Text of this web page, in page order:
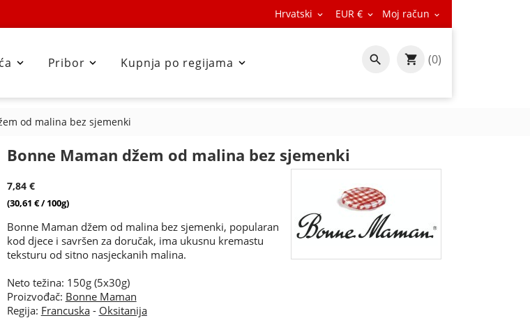
Hrvatski  EUR €  Moj račun 
 
Pribor 
Kupnja po regijama  (0)
od malina bez sjemenki
Bonne Maman džem od malina bez sjemenki
7,84 €
(30,61 € / 100g)
Bonne Maman džem od malina bez sjemenki, popularan
kod djece i savršen za doručak, ima ukusnu kremastu
teksturu od sitno nasjeckanih malina.
Neto težina: 150g (5x30g)
Proizvođač: Bonne Maman
Regija: Francuska- Oksitanija